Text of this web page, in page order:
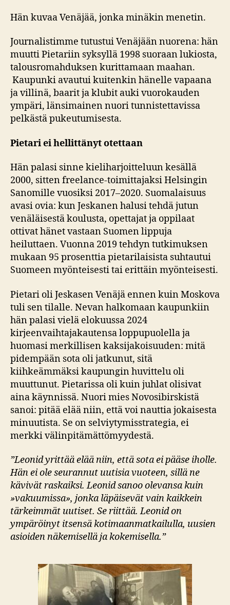
Hän kuvaa Venäjää, jonka minäkin menetin.
Journalistimme tutustui Venäjään nuorena: hän
muutti Pietariin syksyllä 1998 suoraan lukiosta,
talousromahduksen kurittamaan maahan.
Kaupunki avautui kuitenkin hänelle vapaana
ja villinä, baarit ja klubit auki vuorokauden
ympäri, länsimainen nuori tunnistettavissa
pelkästä pukeutumisesta.
Pietari ei hellittänyt otettaan
Hän palasi sinne kieliharjoitteluun kesällä
2000, sitten freelance-toimittajaksi Helsingin
Sanomille vuosiksi 2017–2020. Suomalaisuus
avasi ovia: kun Jeskanen halusi tehdä jutun
venäläisestä koulusta, opettajat ja oppilaat
ottivat hänet vastaan Suomen lippuja
heiluttaen. Vuonna 2019 tehdyn tutkimuksen
mukaan 95 prosenttia pietarilaisista suhtautui
Suomeen myönteisesti tai erittäin myönteisesti.
Pietari oli Jeskasen Venäjä ennen kuin Moskova
tuli sen tilalle. Nevan halkomaan kaupunkiin
hän palasi vielä elokuussa 2024
kirjeenvaihtajakautensa loppupuolella ja
huomasi merkillisen kaksijakoisuuden: mitä
pidempään sota oli jatkunut, sitä
kiihkeämmäksi kaupungin huvittelu oli
muuttunut. Pietarissa oli kuin juhlat olisivat
aina käynnissä. Nuori mies Novosibirskistä
sanoi: pitää elää niin, että voi nauttia jokaisesta
minuutista. Se on selviytymisstrategia, ei
merkki välinpitämättömyydestä.
”Leonid yrittää elää niin, että sota ei pääse iholle.
Hän ei ole seurannut uutisia vuoteen, sillä ne
kävivät raskaiksi. Leonid sanoo olevansa kuin
»vakuumissa», jonka läpäisevät vain kaikkein
tärkeimmät uutiset. Se riittää. Leonid on
ympäröinyt itsensä kotimaanmatkailulla, uusien
asioiden näkemisellä ja kokemisella.”